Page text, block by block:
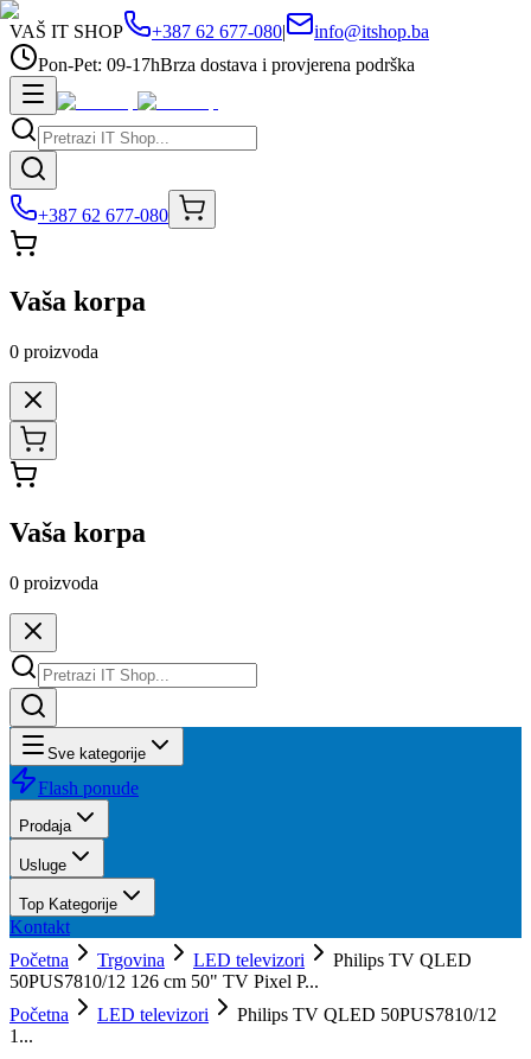
VAŠ IT SHOP +387 62 677-080|
info@itshop.ba
Pon-Pet: 09-17hBrza dostava i provjerena podrška
+387 62 677-080
Vaša korpa
0 proizvoda
Vaša korpa
0 proizvoda
Sve kategorije
Flash ponude
Prodaja
Usluge
Top Kategorije
Kontakt
Početna
Trgovina LED televizori
Philips TV QLED
50PUS7810/12 126 cm 50" TV Pixel P...
Početna
LED televizori
Philips TV QLED 50PUS7810/12
1...